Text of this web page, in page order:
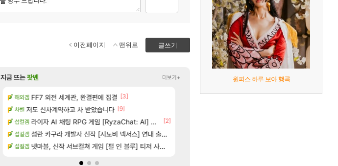
글쓰기
이전페이지 맨위로
검은사막 장비 올환 이후 약 7개월 [13]
메이플 8월 9일 썬데이 메이플 [150]
리니지M 방금 일어난일 [13]
메이플 챌린저#77777 저격했습니다! [106]
로아 보상 공지 나온거 10추 하니 올리자 [83]
[66]
지금 뜨는팟벤 더보기+
해외겜 FF7 외전 세계관, 완결편에 집결 [3]
차벤 저도 신차계약하고 차 받았습니다 [9]
섭컬겜 라이자 AI 채팅 RPG 게임 [RyzaChat: AI] 공개
[2]
섭컬겜 섬란 카구라 개발사 신작 [시노비 넥서스] 연내 출시 예정
섭컬겜 넷마블, 신작 서브컬쳐 게임 [펄 인 블루] 티저 사이트 오픈
원피스 하루 보아 행콕